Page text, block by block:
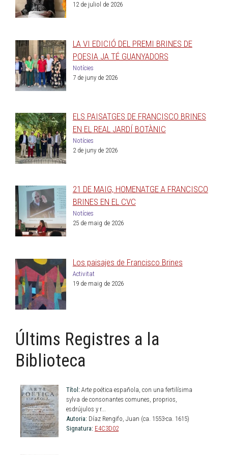
12 de juliol de 2026
LA VI EDICIÓ DEL PREMI BRINES DE
POESIA JA TÉ GUANYADORS
Notícies
7 de juny de 2026
ELS PAISATGES DE FRANCISCO BRINES
EN EL REAL JARDÍ BOTÀNIC
Notícies
2 de juny de 2026
21 DE MAIG, HOMENATGE A FRANCISCO
BRINES EN EL CVC
Notícies
25 de maig de 2026
Los paisajes de Francisco Brines
Activitat
19 de maig de 2026
Últims Registres a la
Biblioteca
Títol: Arte poética española, con una fertilísima
sylva de consonantes comunes, proprios,
esdrújulos y r...
Autoria: Díaz Rengifo, Juan (ca. 1553-ca. 1615)
Signatura: E4C3D02